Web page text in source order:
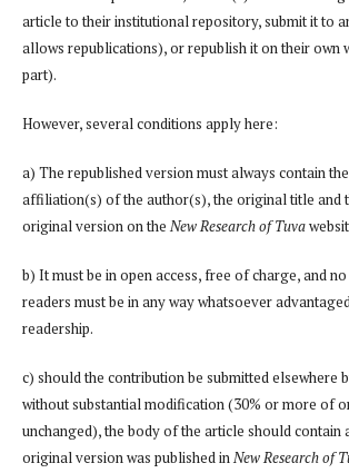
article to their institutional repository, submit it to
allows republications), or republish it on their own
part).
However, several conditions apply here:
a) The republished version must always contain
affiliation(s) of the author(s), the original title and
original version on the New Research of Tuva
b) It must be in open access, free of charge, and
readers must be in any way whatsoever
readership.
c) should the contribution be submitted elsewhere
without substantial modification (30% or more of
unchanged), the body of the article should contain
original version was published inNew Research of